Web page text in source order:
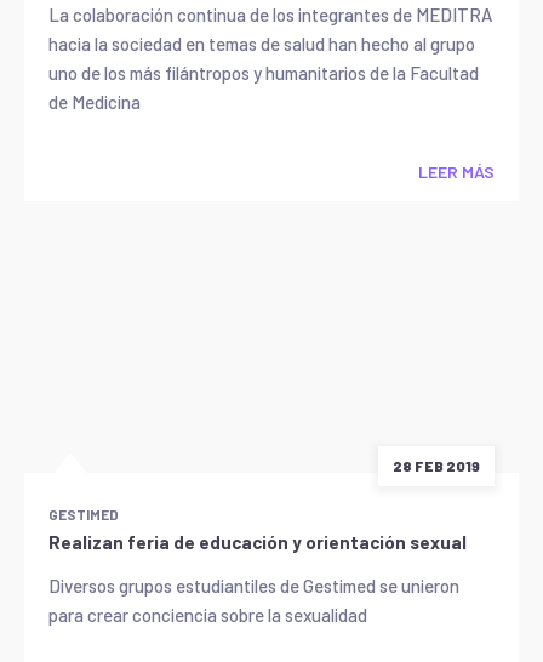
La colaboración continua de los integrantes de MEDITRA
hacia la sociedad en temas de salud han hecho al grupo
uno de los más filántropos y humanitarios de la Facultad
de Medicina
LEER MÁS
28 FEB 2019
GESTIMED
Realizan feria de educación y orientación sexual
Diversos grupos estudiantiles de Gestimed se unieron
para crear conciencia sobre la sexualidad